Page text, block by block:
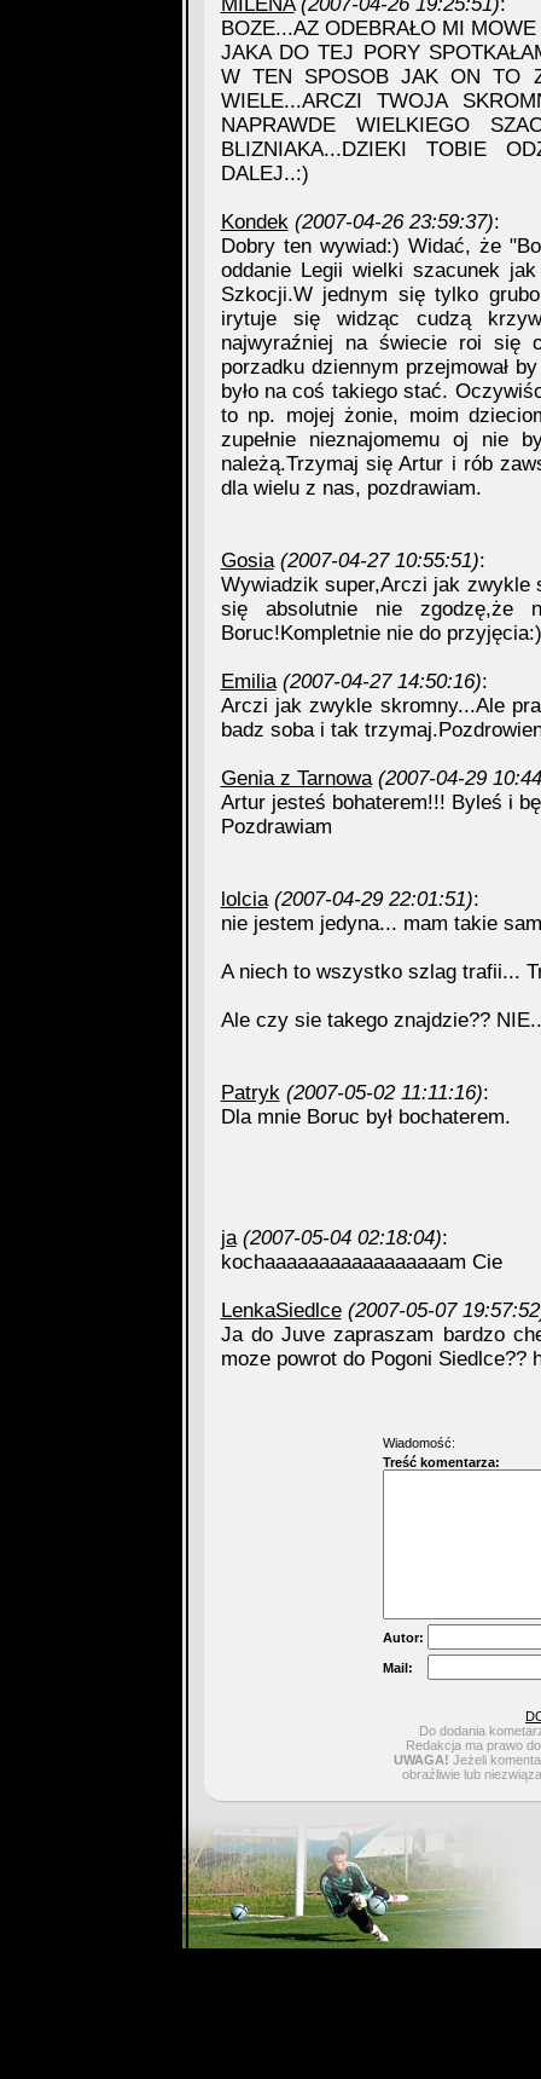
BOZE...AZ ODEBRAŁO MI
JAKA DO TEJ PORY
W TEN SPOSOB JAK ON TO
WIELE...ARCZI TWOJA
NAPRAWDE WIELKIEGO
BLIZNIAKA...DZIEKI TOBIE
DALEJ..:)
Kondek (2007-04-26 23:59:37):
Dobry ten wywiad:) Widać, że
oddanie Legii wielki szacunek
Szkocji.W jednym się tylko
irytuje się widząc cudzą
najwyraźniej na świecie roi się
porzadku dziennym przejmował
było na coś takiego stać.
to np. mojej żonie, moim
zupełnie nieznajomemu oj nie
należą.Trzymaj się Artur i rób
dla wielu z nas, pozdrawiam.
Gosia (2007-04-27 10:55:51):
Wywiadzik super,Arczi jak zwykle
się absolutnie nie zgodzę,że
Boruc!Kompletnie nie do przyjęcia:)
Emilia (2007-04-27 14:50:16):
Arczi jak zwykle skromny...Ale
badz soba i tak
Genia z Tarnowa (2007-04-29
Artur jesteś bohaterem!!! Byleś i
Pozdrawiam
lolcia (2007-04-29 22:01:51):
nie jestem jedyna... mam takie
A niech to wszystko szlag trafii...
Ale czy sie takego znajdzie??
Patryk (2007-05-02 11:11:16):
Dla mnie Boruc był bochaterem.
ja (2007-05-04 02:18:04):
kochaaaaaaaaaaaaaaaaam Cie
LenkaSiedlce (2007-05-07
Ja do Juve zapraszam bardzo
moze powrot do Pogoni Siedlce??
Wiadomość:
Treść komentarza:
Autor:
Mail:
Do dodania
Redakcja ma prawo
UWAGA! Jeżeli
obraźliwie lub